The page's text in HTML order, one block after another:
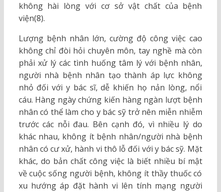
không hài lòng với cơ sở vật chất của bệnh
viện(8).
Lượng bệnh nhân lớn, cường độ công việc cao
không chỉ đòi hỏi chuyên môn, tay nghề mà còn
phải xử lý các tình huống tâm lý với bệnh nhân,
người nhà bệnh nhân tạo thành áp lực không
nhỏ đối với y bác sĩ, dễ khiến họ nản lòng, nổi
cáu. Hàng ngày chứng kiến hàng ngàn lượt bệnh
nhân có thể làm cho y bác sỹ trở nên miễn nhiễm
trước các nỗi đau. Bên cạnh đó, vì nhiều lý do
khác nhau, không ít bệnh nhân/người nhà bệnh
nhân có cư xử, hành vi thô lỗ đối với y bác sỹ. Mặt
khác, do bản chất công việc là biết nhiều bí mật
về cuộc sống người bệnh, không ít thầy thuốc có
xu hướng áp đặt hành vi lên tính mạng người